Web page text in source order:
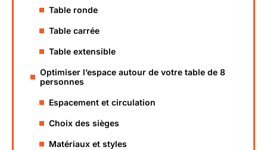
Table ronde
Table carrée
Table extensible
Optimiser l’espace autour de votre table de 8
personnes
Espacement et circulation
Choix des sièges
Matériaux et styles